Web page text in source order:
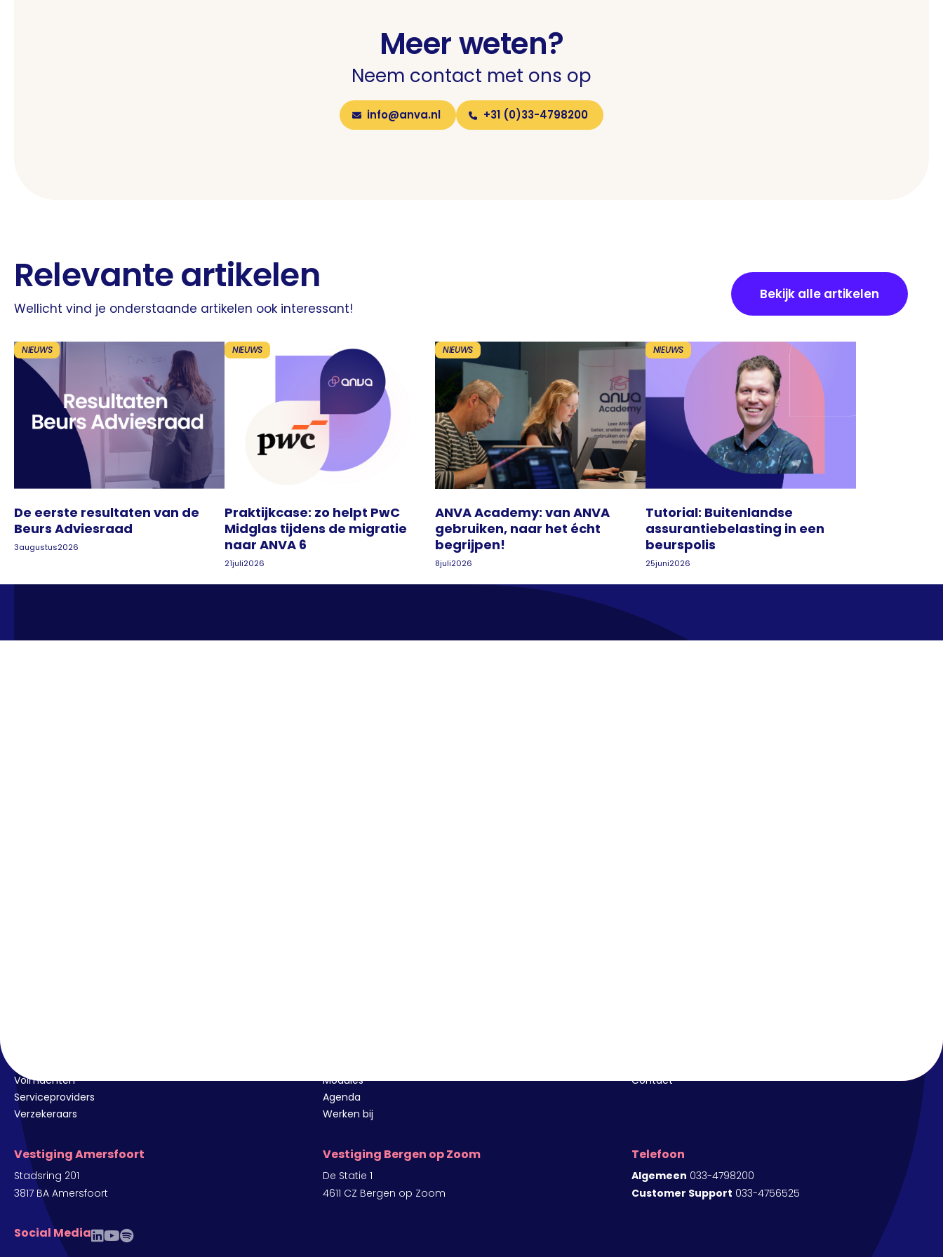
Meer weten?
Neem contact met ons op
info@anva.nl +31 (0)33-4798200
Relevante artikelen
Wellicht vind je onderstaande artikelen ook interessant!
Bekijk alle artikelen
NIEUWS
De eerste resultaten van de
Beurs Adviesraad
3augustus2026
NIEUWS
Praktijkcase: zo helpt PwC
Midglas tijdens de migratie
naar ANVA 6
21juli2026
NIEUWS
ANVA Academy: van ANVA
gebruiken, naar het écht
begrijpen!
8juli2026
NIEUWS
Tutorial: Buitenlandse
assurantiebelasting in een
beurspolis
25juni2026
Volmachten
Serviceproviders
Verzekeraars
Modules
Agenda
Werken bij
Contact
Vestiging Amersfoort
Stadsring 201
3817 BA Amersfoort
Vestiging Bergen op Zoom
De Statie 1
4611 CZ Bergen op Zoom
Telefoon
Algemeen 033-4798200
Customer Support 033-4756525
Social Medialinkedinyoutubespotify